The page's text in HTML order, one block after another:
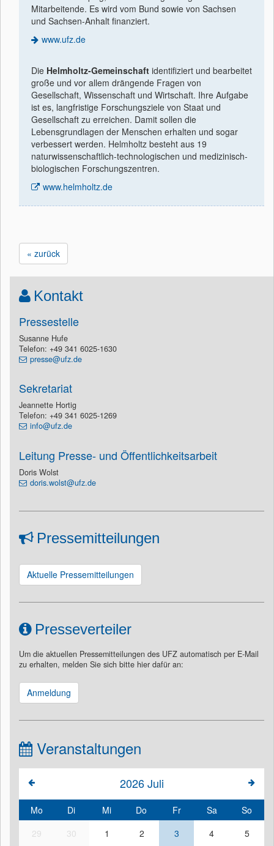
Mitarbeitende. Es wird vom Bund sowie von Sachsen
und Sachsen-Anhalt finanziert.
www.ufz.de
Die Helmholtz-Gemeinschaft identiﬁziert und bearbeitet
große und vor allem drängende Fragen von
Gesellschaft, Wissenschaft und Wirtschaft. Ihre Aufgabe
ist es, langfristige Forschungsziele von Staat und
Gesellschaft zu erreichen. Damit sollen die
Lebensgrundlagen der Menschen erhalten und sogar
verbessert werden. Helmholtz besteht aus 19
naturwissenschaftlich-technologischen und medizinisch-
biologischen Forschungszentren.
www.helmholtz.de
« zurück
Kontakt
Pressestelle
Susanne Hufe
Telefon: +49 341 6025-1630
presse@ufz.de
Sekretariat
Jeannette Hortig
Telefon: +49 341 6025-1269
info@ufz.de
Leitung Presse- und Öffentlichkeitsarbeit
Doris Wolst
doris.wolst@ufz.de
Pressemitteilungen
Aktuelle Pressemitteilungen
Presseverteiler
Um die aktuellen Pressemitteilungen des UFZ automatisch per E-Mail
zu erhalten, melden Sie sich bitte hier dafür an:
Anmeldung
Veranstaltungen
2026 Juli
Mo Di Mi Do Fr Sa
So
29
30 1 2 3 4 5